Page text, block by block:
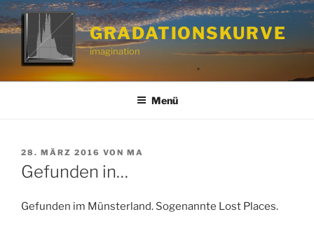
Zum
Inhalt
springen
GRADATIONSKURVE
imagination
Menü
VERÖFFENTLICHT
AM
28. MÄRZ 2016 VON MA
Gefunden in…
Gefunden im Münsterland. Sogenannte Lost Places.